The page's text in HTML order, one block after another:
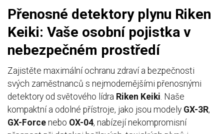
Přenosné detektory plynu Riken
Keiki: Vaše osobní pojistka v
nebezpečném prostředí
Zajistěte maximální ochranu zdraví a bezpečnosti
svých zaměstnanců s nejmodernějšími přenosnými
detektory od světového lídra Riken Keiki. Naše
kompaktní a odolné přístroje, jako jsou modely GX-3R,
GX-Force nebo OX-04, nabízejí nekompromisní